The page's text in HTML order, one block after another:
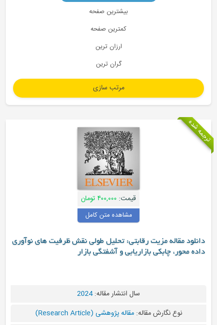
بیشترین صفحه
کمترین صفحه
ارزان ترین
گران ترین
شده
قیمت:۴۰۰,۰۰۰ تومان
مشاهده متن کامل
دانلود مقاله مزیت رقابتی: تحلیل طولی نقش ظرفیت های نوآوری
داده محور، چابکی بازاریابی و آشفتگی بازار
سال انتشار مقاله:2024
نوع نگارش مقاله:مقاله پژوهشی (Research Article)